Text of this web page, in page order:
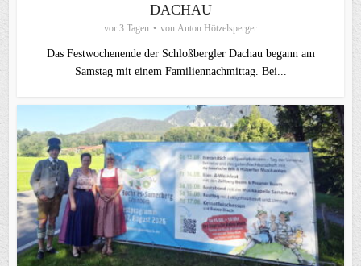
ACHAU
vor 3 Tagen von Anton Hötzelsperger
Das Festwochenende der Schloßbergler Dachau begann am
Samstag mit einem Familiennachmittag. Bei...